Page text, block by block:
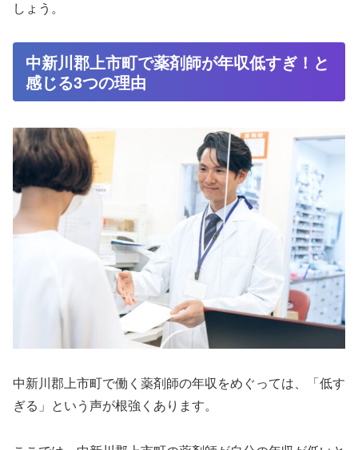
しょう。
中新川郡上市町で薬剤師が年収低すぎ！と
感じる3つの理由
中新川郡上市町で働く薬剤師の年収をめぐっては、「低す
ぎる」という声が根強くあります。